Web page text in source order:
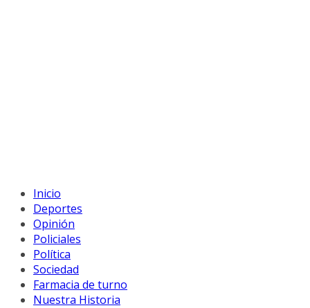
Inicio
Deportes
Opinión
Policiales
Política
Sociedad
Farmacia de turno
Nuestra Historia